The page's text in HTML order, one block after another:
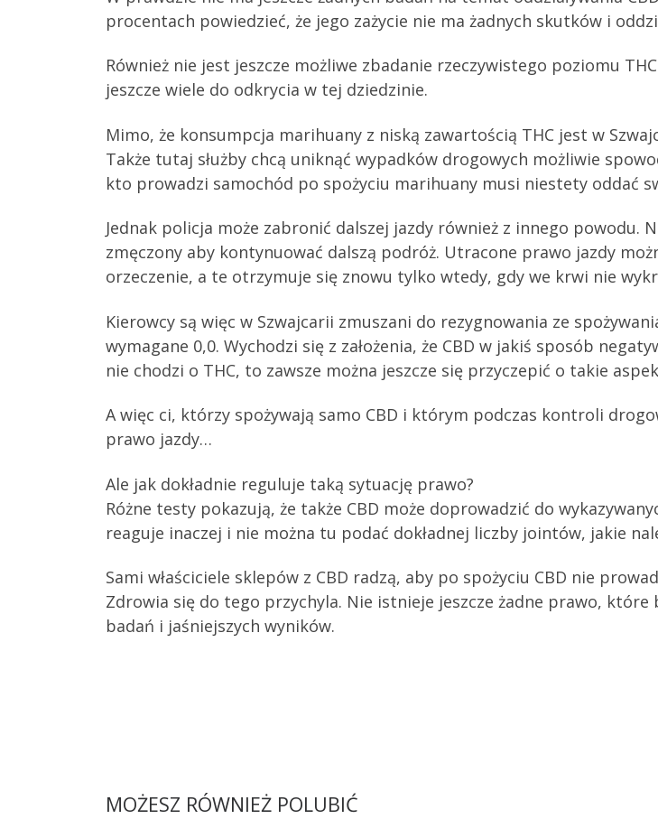
procentach powiedzieć, że jego zażycie nie ma żadnych skutków i
Również nie jest jeszcze możliwe zbadanie rzeczywistego poziomu
jeszcze wiele do odkrycia w tej dziedzinie.
Mimo, że konsumpcja marihuany z niską zawartością THC jest w
Także tutaj służby chcą uniknąć wypadków drogowych możliwie
kto prowadzi samochód po spożyciu marihuany musi niestety oddać
Jednak policja może zabronić dalszej jazdy również z innego powodu.
zmęczony aby kontynuować dalszą podróż. Utracone prawo jazdy
orzeczenie, a te otrzymuje się znowu tylko wtedy, gdy we krwi nie
Kierowcy są więc w Szwajcarii zmuszani do rezygnowania ze
wymagane 0,0. Wychodzi się z założenia, że CBD w jakiś sposób
nie chodzi o THC, to zawsze można jeszcze się przyczepić o takie
A więc ci, którzy spożywają samo CBD i którym podczas kontroli
prawo jazdy…
Ale jak dokładnie reguluje taką sytuację prawo?
Różne testy pokazują, że także CBD może doprowadzić do
reaguje inaczej i nie można tu podać dokładnej liczby jointów, jakie
Sami właściciele sklepów z CBD radzą, aby po spożyciu CBD nie
Zdrowia się do tego przychyla. Nie istnieje jeszcze żadne prawo,
badań i jaśniejszych wyników.
MOŻESZ RÓWNIEŻ POLUBIĆ